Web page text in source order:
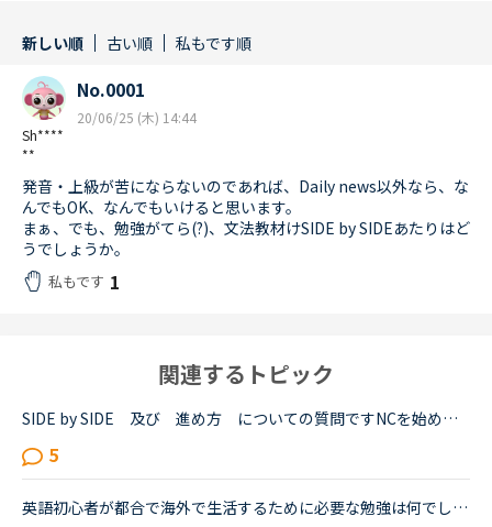
新しい順 古い順 私もです順
Sh****
**
No.0001
20/06/25 (木) 14:44
発音・上級が苦にならないのであれば、Daily news以外なら、な
んでもOK、なんでもいけると思います。
まぁ、でも、勉強がてら(?)、文法教材けSIDE by SIDEあたりはど
うでしょうか。
私もです 1
関連するトピック
SIDE by SIDE 及び 進め方 についての質問ですNCを始めて３週間ほど経過した者ですレベルは超初心者です レッスン最初の軽い挨拶と、”夕飯何食べたの？”くらいの軽いジョブは慣れました状況：文法入門～初級...
5
英語初心者が都合で海外で生活するために必要な勉強は何でしょうか？恥ずかしながら、20年ほど英語からは遠ざかってきました。ほぼしゃべれません。現在カランSTAGE1から始めSTAGE3に入ったところです。こちらは...